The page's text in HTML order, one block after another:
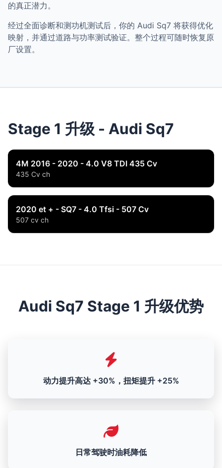
的真正潜力。
经过全面诊断和测功机测试后，你的 Audi Sq7 将获得优化
映射，并通过道路与功率测试验证。整个过程可随时恢复原
厂设置。
Stage 1 升级 - Audi Sq7
4M 2016 - 2020 - 4.0 V8 TDI 435 Cv
435 Cv ch
2020 et + - SQ7 - 4.0 Tfsi - 507 Cv
507 cv ch
Audi Sq7 Stage 1 升级优势
动力提升高达 +30%，扭矩提升 +25%
日常驾驶时油耗降低